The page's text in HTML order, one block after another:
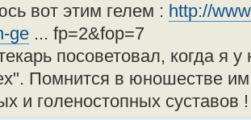
вот этим гелем : http://
ge ... fp=2&fop=7
посоветовал, когда я у
Помнится в юношестве
и голеностопных суставов !